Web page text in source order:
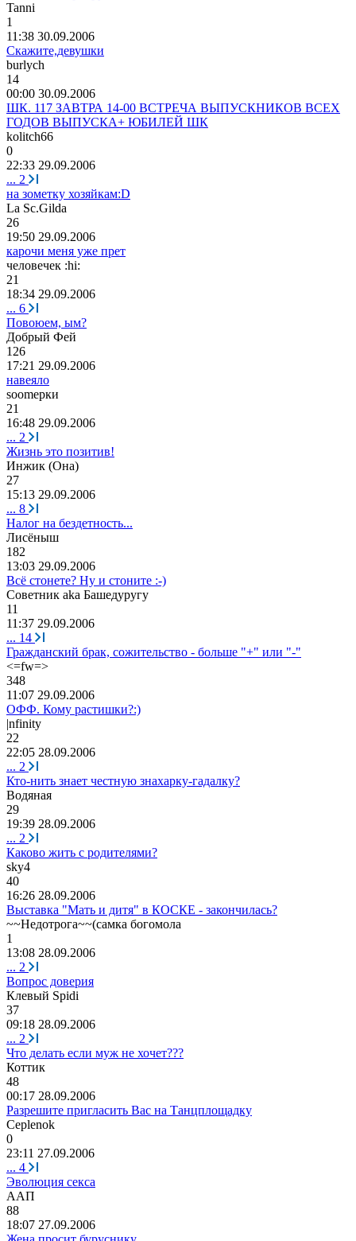
Tanni
1
11:38 30.09.2006
Скажите,девушки
burlych
14
00:00 30.09.2006
ШК. 117 ЗАВТРА 14-00 ВСТРЕЧА ВЫПУСКНИКОВ ВСЕХ
ГОДОВ ВЫПУСКА+ ЮБИЛЕЙ ШК
kolitch66
0
22:33 29.09.2006
... 2
на зометку хозяйкам:D
La Sc.Gilda
26
19:50 29.09.2006
карочи меня уже прет
человечек :hi:
21
18:34 29.09.2006
... 6
Повоюем, ым?
Добрый Фей
126
17:21 29.09.2006
навеяло
soomерки
21
16:48 29.09.2006
... 2
Жизнь это позитив!
Инжик (Она)
27
15:13 29.09.2006
... 8
Налог на бездетность...
Лисёныш
182
13:03 29.09.2006
Всё стонете? Ну и стоните :-)
Советник aka Башедуругу
11
11:37 29.09.2006
... 14
Гражданский брак, сожительство - больше "+" или "-"
<=fw=>
348
11:07 29.09.2006
ОФФ. Кому растишки?:)
|nfinity
22
22:05 28.09.2006
... 2
Кто-нить знает честную знахарку-гадалку?
Водяная
29
19:39 28.09.2006
... 2
Каково жить с родителями?
sky4
40
16:26 28.09.2006
Выставка "Мать и дитя" в КОСКЕ - закончилась?
~~Недотрога~~(самка богомола
1
13:08 28.09.2006
... 2
Вопрос доверия
Клевый Spidi
37
09:18 28.09.2006
... 2
Что делать если муж не хочет???
Коттик
48
00:17 28.09.2006
Разрешите пригласить Вас на Танцплощадку
Ceplenok
0
23:11 27.09.2006
... 4
Эволюция секса
AAП
88
18:07 27.09.2006